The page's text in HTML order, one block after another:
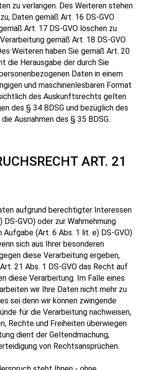
zu verlangen. Des Weiteren stehen
Daten gemäß Art. 16 DS-GVO
Art. 17 DS-GVO löschen zu
gemäß Art. 18 DS-GVO
Weiteren haben Sie gemäß Art. 20
die Herausgabe der durch Sie
Daten in einem
und maschinenlesbaren Format
des Auskunftsrechts gelten
des § 34 BDSG und bezüglich des
Ausnahmen des § 35 BDSG.
ART. 21
aufgrund berechtigter Interessen
GVO) oder zur Wahrnehmung
(Art. 6 Abs. 1 lit. e) DS-GVO)
sich aus Ihrer besonderen
diese Verarbeitung ergeben,
21 Abs. 1 DS-GVO das Recht auf
diese Verarbeitung. Im Falle eines
wir Ihre Daten nicht mehr zu
sei denn wir können zwingende
für die Verarbeitung nachweisen,
Rechte und Freiheiten überwiegen
dient der Geltendmachung,
von Rechtsansprüchen.